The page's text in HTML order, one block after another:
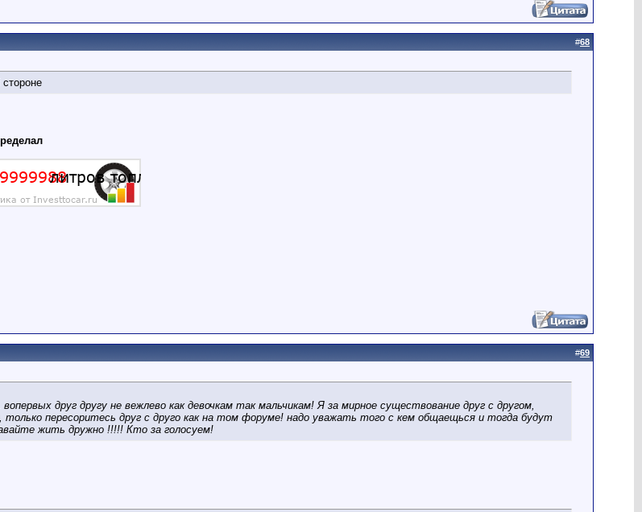
#68
стороне
#69
друг другу не вежлево как девочкам так мальчикам! Я за мирное существование друг с другом,
пересоритесь друг с друго как на том форуме! надо уважать того с кем общаещься и тогда будут
жить дружно !!!!! Кто за голосуем!